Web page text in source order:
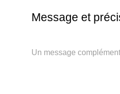
Message et
Un message